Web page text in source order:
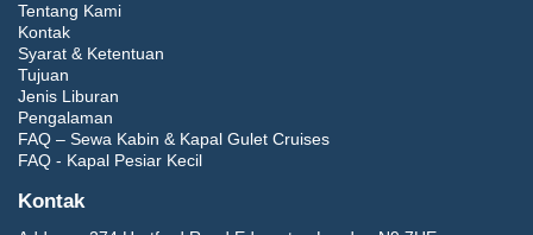
Tentang Kami
Kontak
Syarat & Ketentuan
Tujuan
Jenis Liburan
Pengalaman
FAQ – Sewa Kabin & Kapal Gulet Cruises
FAQ - Kapal Pesiar Kecil
Kontak